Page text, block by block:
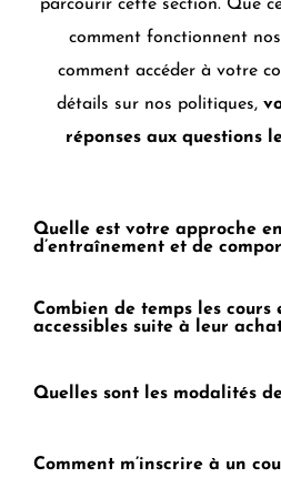
parcourir cette section. Que
comment fonctionnent
comment accéder à votre
détails sur nos politiques,
réponses aux questions
Quelle est votre approche
d’entraînement et de
Combien de temps les cours
accessibles suite à leur
Quelles sont les modalités
Comment m’inscrire à un